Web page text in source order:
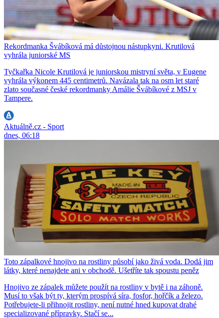
Rekordmanka Švábíková má důstojnou nástupkyni. Krutilová
vyhrála juniorské MS
Tyčkařka Nicole Krutilová je juniorskou mistryní světa, v Eugene
vyhrála výkonem 445 centimetrů. Navázala tak na osm let staré
zlato současné české rekordmanky Amálie Švábíkové z MSJ v
Tampere.
Aktuálně.cz - Sport
dnes, 06:18
Toto zápalkové hnojivo na rostliny působí jako živá voda. Dodá jim
látky, které nenajdete ani v obchodě. Ušetříte tak spoustu peněz
Hnojivo ze zápalek můžete použít na rostliny v bytě i na záhoně.
Musí to však být ty, kterým prospívá síra, fosfor, hořčík a železo.
Potřebujete-li přihnojit rostliny, není nutné hned kupovat drahé
specializované přípravky. Stačí se...